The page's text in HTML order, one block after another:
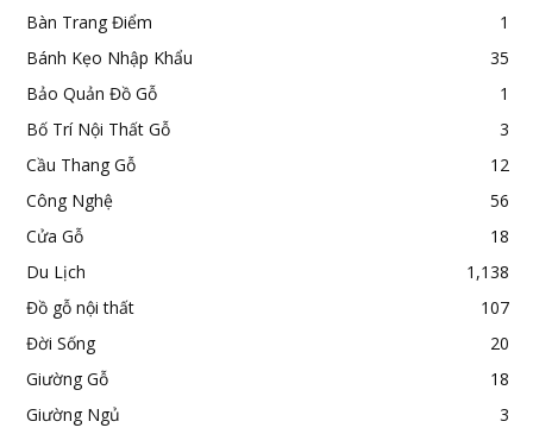
Bàn Trang Điểm
1
Bánh Kẹo Nhập Khẩu
35
Bảo Quản Đồ Gỗ
1
Bố Trí Nội Thất Gỗ
3
Cầu Thang Gỗ
12
Công Nghệ
56
Cửa Gỗ
18
Du Lịch
1,138
Đồ gỗ nội thất
107
Đời Sống
20
Giường Gỗ
18
Giường Ngủ
3